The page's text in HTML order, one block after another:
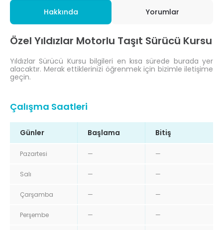
Hakkında Yorumlar
Özel Yıldızlar Motorlu Taşıt Sürücü Kursu
Yıldızlar Sürücü Kursu bilgileri en kısa sürede burada yer
alacaktır. Merak ettiklerinizi öğrenmek için bizimle iletişime
geçin.
Çalışma Saatleri
Günler Başlama Bitiş
Pazartesi — —
Salı — —
Çarşamba — —
Perşembe — —